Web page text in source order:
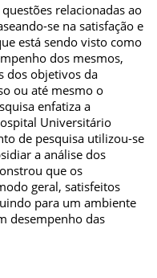
relacionadas ao
se na satisfação e
está sendo visto como
dos mesmos,
dos objetivos da
ou até mesmo o
enfatiza a
Universitário
de pesquisa utilizou-se
a análise dos
que os
geral, satisfeitos
para um ambiente
desempenho das